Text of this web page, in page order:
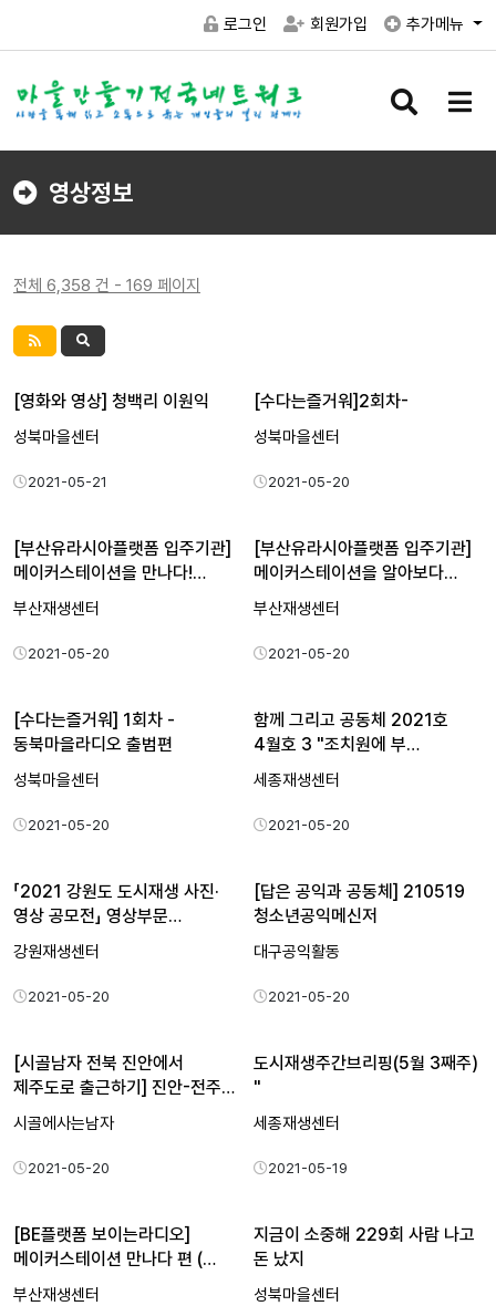
로그인 회원가입 추가메뉴
검
버
메
버
영상정보
전체 6,358 건 - 169 페이지
[영화와 영상] 청백리 이원익
성북마을센터
2021-05-21
[수다는즐거워]2회차-
성북마을센터
2021-05-20
[부산유라시아플랫폼 입주기관]
메이커스테이션을 만나다!…
부산재생센터
2021-05-20
[부산유라시아플랫폼 입주기관]
메이커스테이션을 알아보다…
부산재생센터
2021-05-20
[수다는즐거워] 1회차 -
동북마을라디오 출범편
성북마을센터
2021-05-20
함께 그리고 공동체 2021호
4월호 3 "조치원에 부…
세종재생센터
2021-05-20
「2021 강원도 도시재생 사진·
영상 공모전」 영상부문…
강원재생센터
2021-05-20
[답은 공익과 공동체] 210519
청소년공익메신저
대구공익활동
2021-05-20
[시골남자 전북 진안에서
제주도로 출근하기] 진안-전주…
시골에사는남자
2021-05-20
도시재생주간브리핑(5월 3째주)
"
세종재생센터
2021-05-19
[BE플랫폼 보이는라디오]
메이커스테이션 만나다 편 (…
부산재생센터
지금이 소중해 229회 사람 나고
돈 났지
성북마을센터